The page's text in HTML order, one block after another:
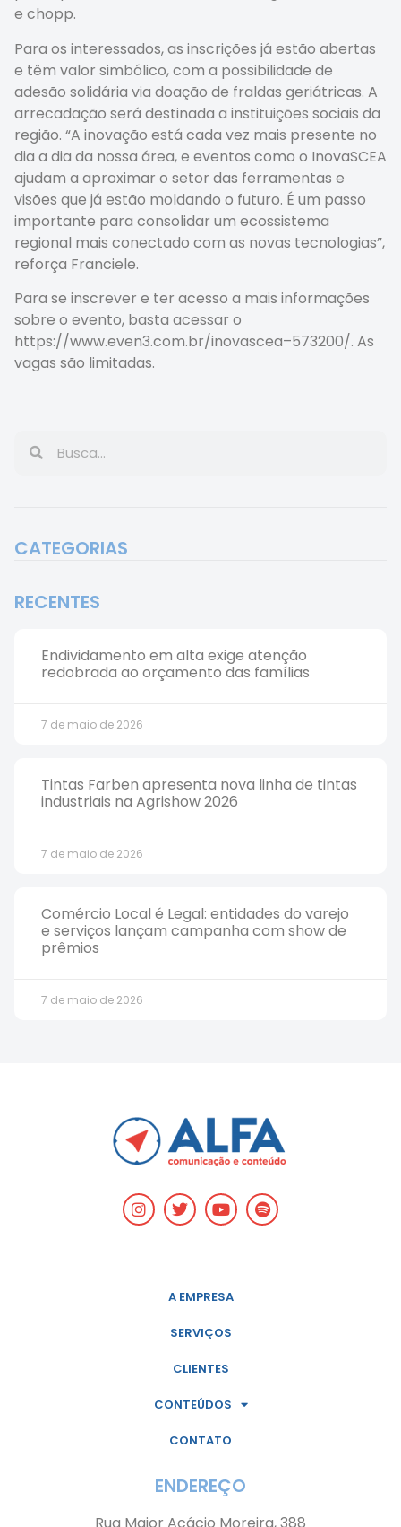
e chopp.
Para os interessados, as inscrições já estão abertas
e têm valor simbólico, com a possibilidade de
adesão solidária via doação de fraldas geriátricas. A
arrecadação será destinada a instituições sociais da
região. “A inovação está cada vez mais presente no
dia a dia da nossa área, e eventos como o InovaSCEA
ajudam a aproximar o setor das ferramentas e
visões que já estão moldando o futuro. É um passo
importante para consolidar um ecossistema
regional mais conectado com as novas tecnologias”,
reforça Franciele.
Para se inscrever e ter acesso a mais informações
sobre o evento, basta acessar o
https://www.even3.com.br/inovascea–573200/. As
vagas são limitadas.
CATEGORIAS
RECENTES
Endividamento em alta exige atenção
redobrada ao orçamento das famílias
7 de maio de 2026
Tintas Farben apresenta nova linha de tintas
industriais na Agrishow 2026
7 de maio de 2026
Comércio Local é Legal: entidades do varejo
e serviços lançam campanha com show de
prêmios
7 de maio de 2026
A EMPRESA
SERVIÇOS
CLIENTES
CONTEÚDOS
CONTATO
ENDEREÇO
Rua Major Acácio Moreira, 388